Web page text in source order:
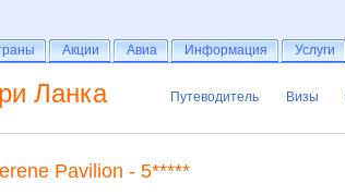
Ланка Путеводитель
Путеводитель Визы
Визы
Pavilion - 5*****
Акции
Акции Авиа
Авиа Информация
Информация Услуги
Услуги